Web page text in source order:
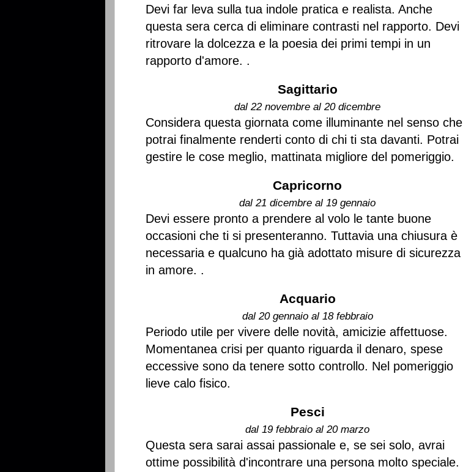
Devi far leva sulla tua indole pratica e realista. Anche
questa sera cerca di eliminare contrasti nel rapporto. Devi
ritrovare la dolcezza e la poesia dei primi tempi in un
rapporto d'amore. .
Sagittario
dal 22 novembre al 20 dicembre
Considera questa giornata come illuminante nel senso che
potrai finalmente renderti conto di chi ti sta davanti. Potrai
gestire le cose meglio, mattinata migliore del pomeriggio.
Capricorno
dal 21 dicembre al 19 gennaio
Devi essere pronto a prendere al volo le tante buone
occasioni che ti si presenteranno. Tuttavia una chiusura è
necessaria e qualcuno ha già adottato misure di sicurezza
in amore. .
Acquario
dal 20 gennaio al 18 febbraio
Periodo utile per vivere delle novità, amicizie affettuose.
Momentanea crisi per quanto riguarda il denaro, spese
eccessive sono da tenere sotto controllo. Nel pomeriggio
lieve calo fisico.
Pesci
dal 19 febbraio al 20 marzo
Questa sera sarai assai passionale e, se sei solo, avrai
ottime possibilità d'incontrare una persona molto speciale.